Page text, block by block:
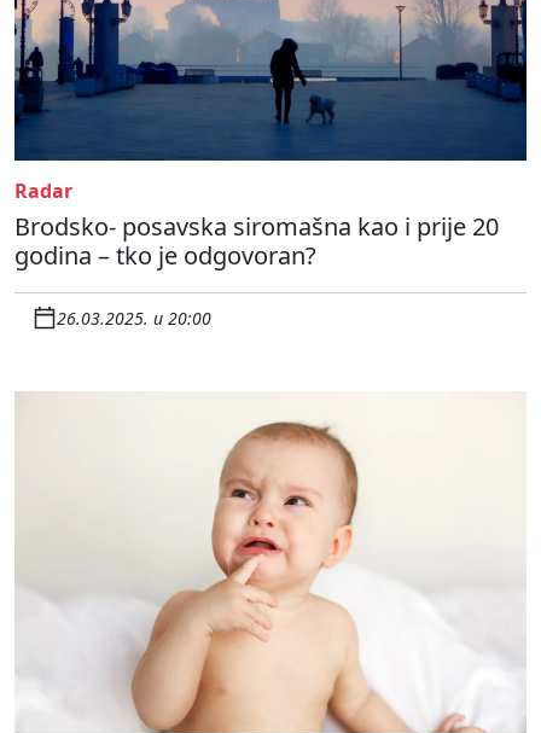
Radar
Brodsko- posavska siromašna kao i prije 20
godina – tko je odgovoran?
26.03.2025. u 20:00